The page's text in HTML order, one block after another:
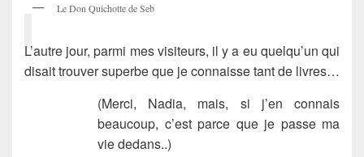
Le Don Quichotte de Seb
L’autre jour, parmi mes visiteurs, il y a eu quelqu’un qui
disait trouver superbe que je connaisse tant de livres…
(Merci, Nadia, mais, si j’en connais
beaucoup, c’est parce que je passe ma
vie dedans..)